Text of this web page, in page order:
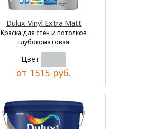
Dulux Vinyl Extra Matt
Краска для стен и потолков
глубокоматовая
Цвет:
от 1515 руб.